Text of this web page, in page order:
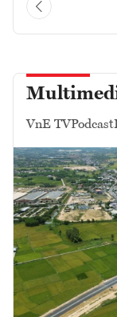
VnE TVPodcast